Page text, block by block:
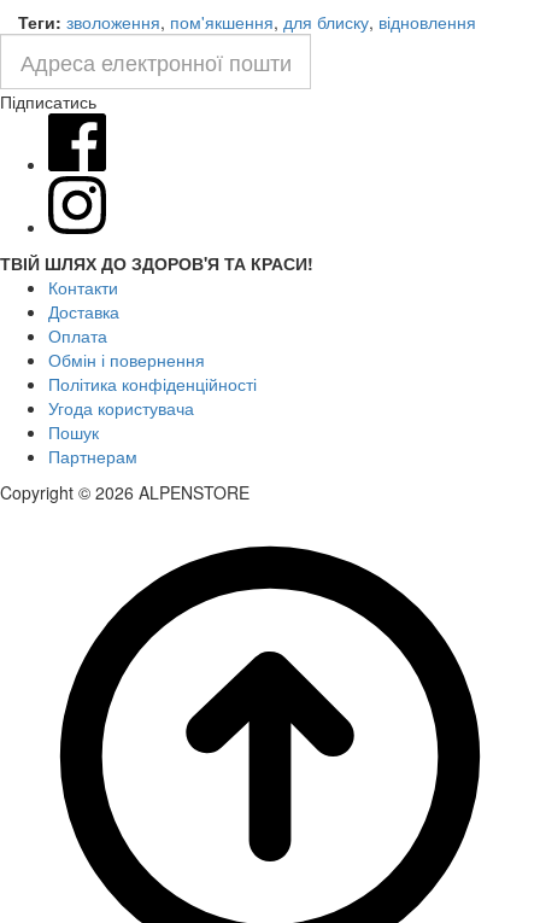
Теги: зволоження, пом'якшення, для блиску, відновлення
Підписатись
ТВІЙ ШЛЯХ ДО ЗДОРОВ'Я ТА КРАСИ!
Контакти
Доставка
Оплата
Обмін і повернення
Політика конфіденційності
Угода користувача
Пошук
Партнерам
Copyright © 2026 ALPENSTORE